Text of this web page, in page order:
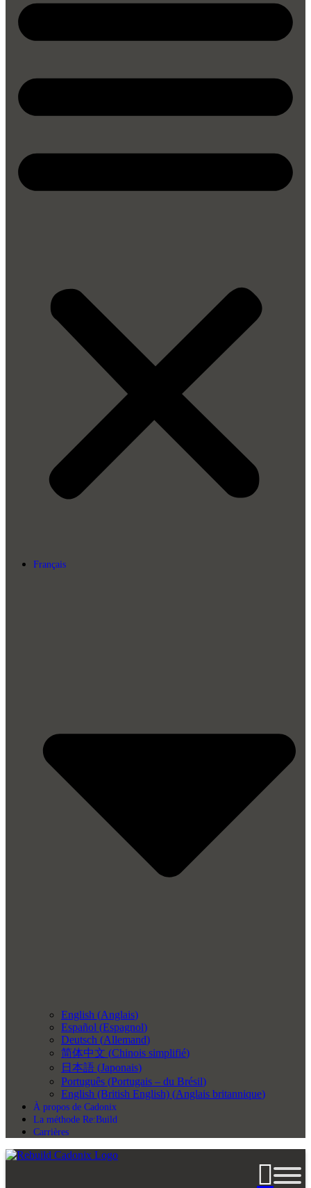
Français
English (Anglais)
Español (Espagnol)
Deutsch (Allemand)
简体中文 (Chinois simplifié)
日本語 (Japonais)
Português (Portugais – du Brésil)
English (British English) (Anglais britannique)
À propos de Cadonix
La méthode Re:Build
Carrières